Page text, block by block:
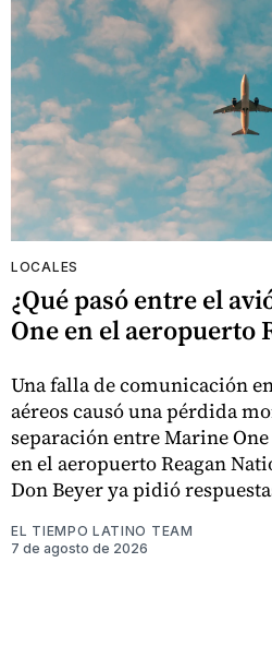
LOCALES
¿Qué pasó entre el
One en el aeropuerto
Una falla de comunicación
aéreos causó una pérdida
separación entre Marine
en el aeropuerto Reagan
Don Beyer ya pidió
EL TIEMPO LATINO TEAM
7 de agosto de 2026